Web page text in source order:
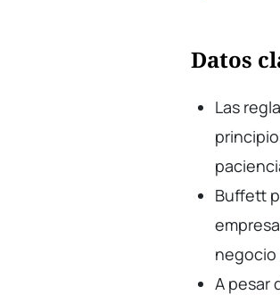
Datos
Las
Buffett
negocio
A pesar